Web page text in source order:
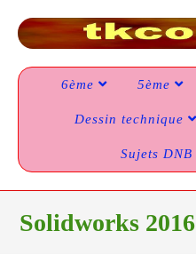
6ème 5ème
Dessin technique
Sujets DNB
Solidworks 2016